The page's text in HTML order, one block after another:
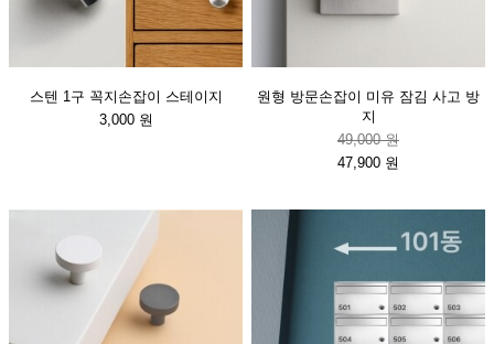
스텐 1구 꼭지손잡이 스테이지
3,000 원
원형 방문손잡이 미유 잠김 사고 방
지
49,000 원
47,900 원